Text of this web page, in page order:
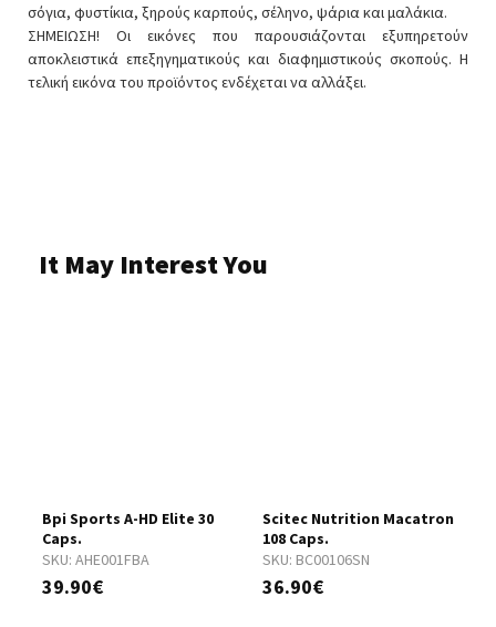
σόγια, φυστίκια, ξηρούς καρπούς, σέληνο, ψάρια και μαλάκια.
ΣΗΜΕΙΩΣΗ! Οι εικόνες που παρουσιάζονται εξυπηρετούν
αποκλειστικά επεξηγηματικούς και διαφημιστικούς σκοπούς. Η
τελική εικόνα του προϊόντος ενδέχεται να αλλάξει.
It May Interest You
SKU: AHE001FBA
Bpi Sports A-HD Elite 30
Caps.
39.90€
SKU: BC00106SN
Scitec Nutrition Macatron
108 Caps.
36.90€